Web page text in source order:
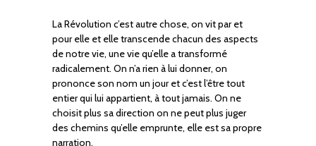
La Révolution c’est autre chose, on vit par et
pour elle et elle transcende chacun des aspects
de notre vie, une vie qu’elle a transformé
radicalement. On n’a rien à lui donner, on
prononce son nom un jour et c’est l’être tout
entier qui lui appartient, à tout jamais. On ne
choisit plus sa direction on ne peut plus juger
des chemins qu’elle emprunte, elle est sa propre
narration.